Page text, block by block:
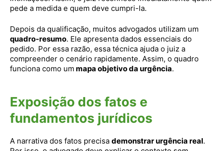
pede a medida e quem deve cumpri-la.
Depois da qualificação, muitos advogados utilizam um
quadro-resumo. Ele apresenta dados essenciais do
pedido. Por essa razão, essa técnica ajuda o juiz a
compreender o cenário rapidamente. Assim, o quadro
funciona como um mapa objetivo da urgência.
Exposição dos fatos e
fundamentos jurídicos
A narrativa dos fatos precisa demonstrar urgência real.